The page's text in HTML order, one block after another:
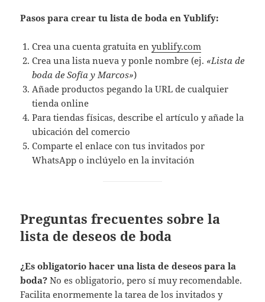
Pasos para crear tu lista de boda en Yublify:
Crea una cuenta gratuita enyublify.com
Crea una lista nueva y ponle nombre (ej. «Lista de
boda de Sofía y Marcos»)
Añade productos pegando la URL de cualquier
tienda online
Para tiendas físicas, describe el artículo y añade la
ubicación del comercio
Comparte el enlace con tus invitados por
WhatsApp o inclúyelo en la invitación
Preguntas frecuentes sobre la
lista de deseos de boda
¿Es obligatorio hacer una lista de deseos para la
boda? No es obligatorio, pero sí muy recomendable.
Facilita enormemente la tarea de los invitados y